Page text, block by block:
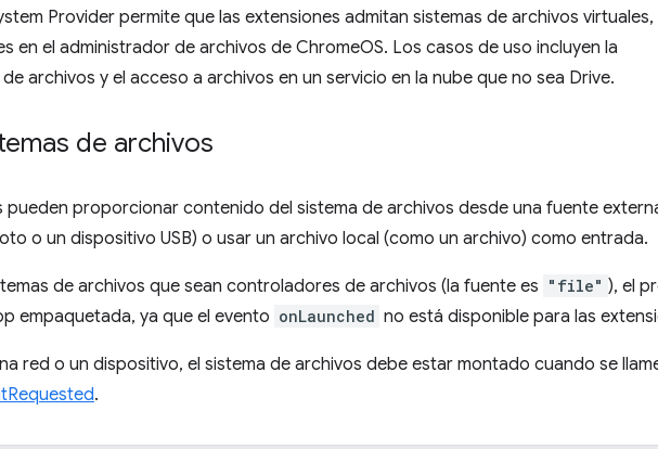
Provider permite que las extensiones admitan sistemas de archivos
en el administrador de archivos de ChromeOS. Los casos de uso incluyen la
archivos y el acceso a archivos en un servicio en la nube que no sea Drive.
de archivos
pueden proporcionar contenido del sistema de archivos desde una fuente
o un dispositivo USB) o usar un archivo local (como un archivo) como entrada.
de archivos que sean controladores de archivos (la fuente es "file" ), el
empaquetada, ya que el evento onLaunched no está disponible para las
red o un dispositivo, el sistema de archivos debe estar montado cuando se
.